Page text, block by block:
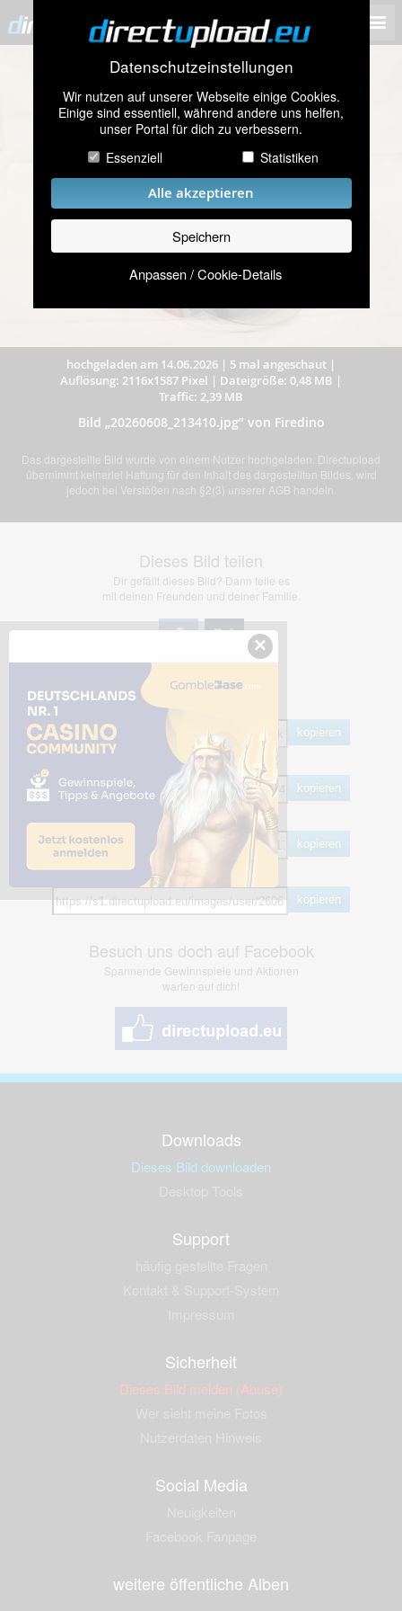
Datenschutzeinstellungen
Wir nutzen auf unserer Webseite einige Cookies.
Einige sind essentiell, während andere uns helfen,
unser Portal für dich zu verbessern.
Essenziell
Statistiken
Alle akzeptieren
Speichern
Anpassen / Cookie-Details
hochgeladen am 14.06.2026 | 5 mal angeschaut |
Auflösung: 2116x1587 Pixel | Dateigröße: 0,48 MB |
Traffic: 2,39 MB
Bild „20260608_213410.jpg” von Firedino
Das dargestellte Bild wurde von einem Nutzer hochgeladen. Directupload
übernimmt keinerlei Haftung für den Inhalt des dargestellten Bildes, wird
jedoch bei Verstößen nach §2(3) unserer AGB handeln.
Dieses Bild teilen
Dir gefällt dieses Bild? Dann teile es
mit deinen Freunden und deiner Familie.
Share Links
kopieren
HTML
kopieren
BB Code
kopieren
kopieren
Besuch uns doch auf Facebook
Spannende Gewinnspiele und Aktionen
warten auf dich!
Downloads
Dieses Bild downloaden
Support
Sicherheit
Dieses Bild melden (Abuse)
Social Media
weitere öffentliche Alben
×